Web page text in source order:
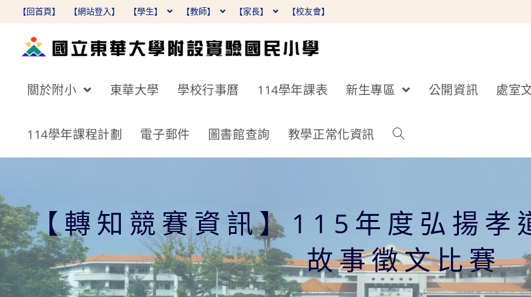
【回首頁】 【網站登入】 【學生】 【教師】 【家長】 【校友會】
關於附小 東華大學 學校行事曆 114學年課表 新生專區 公開資訊 處室
114學年課程計劃 電子郵件 圖書館查詢 教學正常化資訊
【轉知競賽資訊】115年度弘揚孝
故事徵文比賽